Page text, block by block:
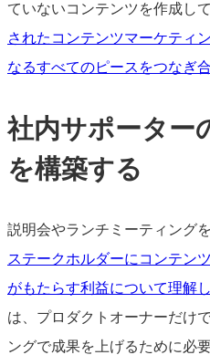
ていないコンテンツを作成し
されたコンテンツマーケティ
なるすべてのピースをつなぎ
社内サポーター
を構築する
説明会やランチミーティング
ステークホルダーにコンテン
がもたらす利益について理解
は、プロダクトオーナーだけ
ングで成果を上げるために必